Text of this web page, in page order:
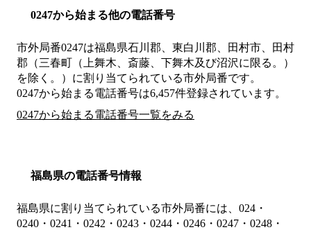
0247から始まる他の電話番号
市外局番0247は福島県石川郡、東白川郡、田村市、田村
郡（三春町（上舞木、斎藤、下舞木及び沼沢に限る。）
を除く。） に割り当てられている市外局番です。
0247から始まる電話番号は6,457件登録されています。
0247から始まる電話番号一覧をみる
福島県の電話番号情報
福島県に割り当てられている市外局番には、024・
0240・0241・0242・0243・0244・0246・0247・0248・